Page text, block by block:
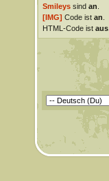
Smileyssind an
[IMG] Code ist an
HTML-Code ist aus.